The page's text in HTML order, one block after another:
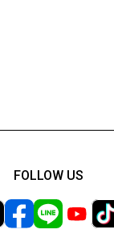
FOLLOW US